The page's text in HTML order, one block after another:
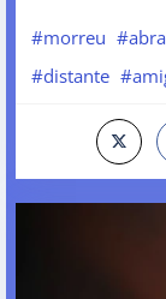
#morreu
#distante